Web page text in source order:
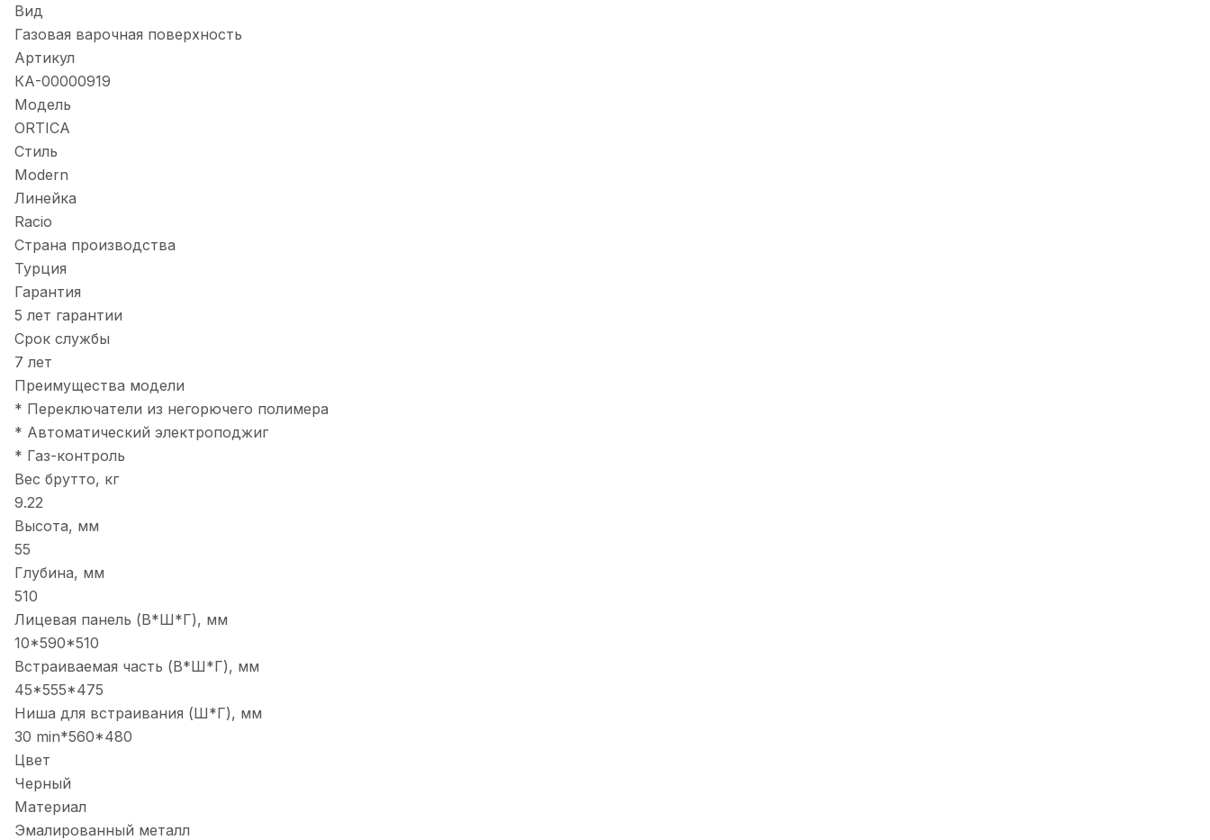
Вид
Газовая варочная поверхность
Артикул
КА-00000919
Модель
ORTICA
Стиль
Modern
Линейка
Racio
Страна производства
Турция
Гарантия
5 лет гарантии
Срок службы
7 лет
Преимущества модели
* Переключатели из негорючего полимера
* Автоматический электроподжиг
* Газ-контроль
Вес брутто, кг
9.22
Высота, мм
55
Глубина, мм
510
Лицевая панель (В*Ш*Г), мм
10*590*510
Встраиваемая часть (В*Ш*Г), мм
45*555*475
Ниша для встраивания (Ш*Г), мм
30 min*560*480
Цвет
Черный
Материал
Эмалированный металл